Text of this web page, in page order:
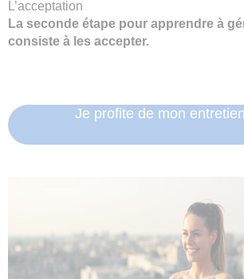
L’acceptation
La seconde étape pour apprendre à
consiste à les accepter.
Je profite de mon